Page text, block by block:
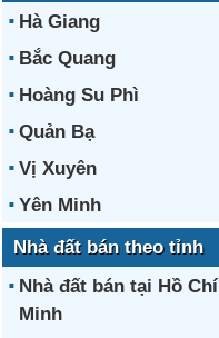
Hà Giang
Bắc Quang
Hoàng Su Phì
Quản Bạ
Vị Xuyên
Yên Minh
Nhà đất bán theo tỉnh
Nhà đất bán tại Hồ Chí
Minh